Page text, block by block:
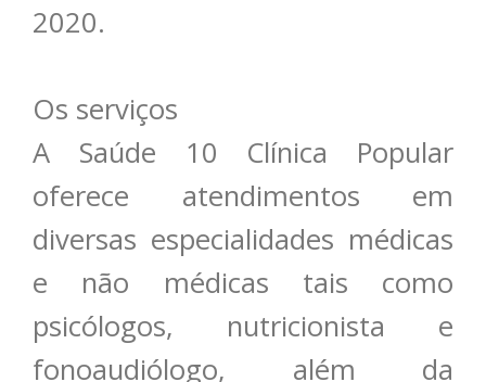
2020.
Os serviços
A Saúde 10 Clínica Popular
oferece atendimentos em
diversas especialidades médicas
e não médicas tais como
psicólogos, nutricionista e
fonoaudiólogo, além da